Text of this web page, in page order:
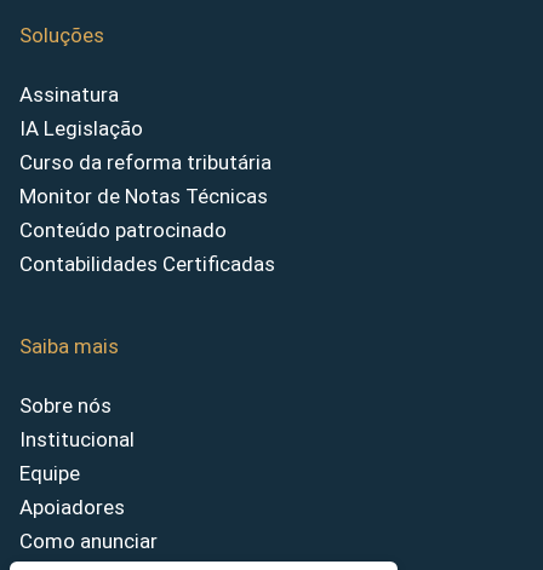
Soluções
Assinatura
IA Legislação
Curso da reforma tributária
Monitor de Notas Técnicas
Conteúdo patrocinado
Contabilidades Certificadas
Saiba mais
Sobre nós
Institucional
Equipe
Apoiadores
Como anunciar